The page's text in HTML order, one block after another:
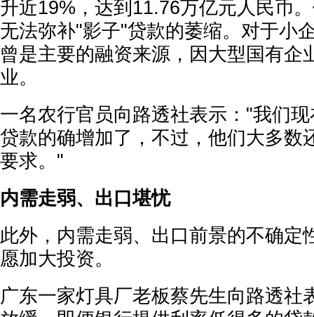
升近19%，达到11.76万亿元人民币
无法弥补"影子"贷款的萎缩。对于小
曾是主要的融资来源，因大型国有企
业。
一名农行官员向路透社表示："我们
贷款的确增加了，不过，他们大多数
要求。"
内需走弱、出口堪忧
此外，内需走弱、出口前景的不确定
愿加大投资。
广东一家灯具厂老板蔡先生向路透社